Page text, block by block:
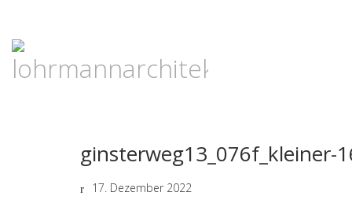
ginsterweg13_076f_kleiner-
17. Dezember 2022